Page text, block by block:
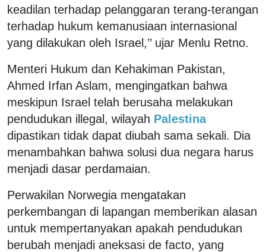
keadilan terhadap pelanggaran terang-terangan
terhadap hukum kemanusiaan internasional
yang dilakukan oleh Israel,’’ ujar Menlu Retno.
Menteri Hukum dan Kehakiman Pakistan,
Ahmed Irfan Aslam, mengingatkan bahwa
meskipun Israel telah berusaha melakukan
pendudukan illegal, wilayah Palestina
dipastikan tidak dapat diubah sama sekali. Dia
menambahkan bahwa solusi dua negara harus
menjadi dasar perdamaian.
Perwakilan Norwegia mengatakan
perkembangan di lapangan memberikan alasan
untuk mempertanyakan apakah pendudukan
berubah menjadi aneksasi de facto, yang